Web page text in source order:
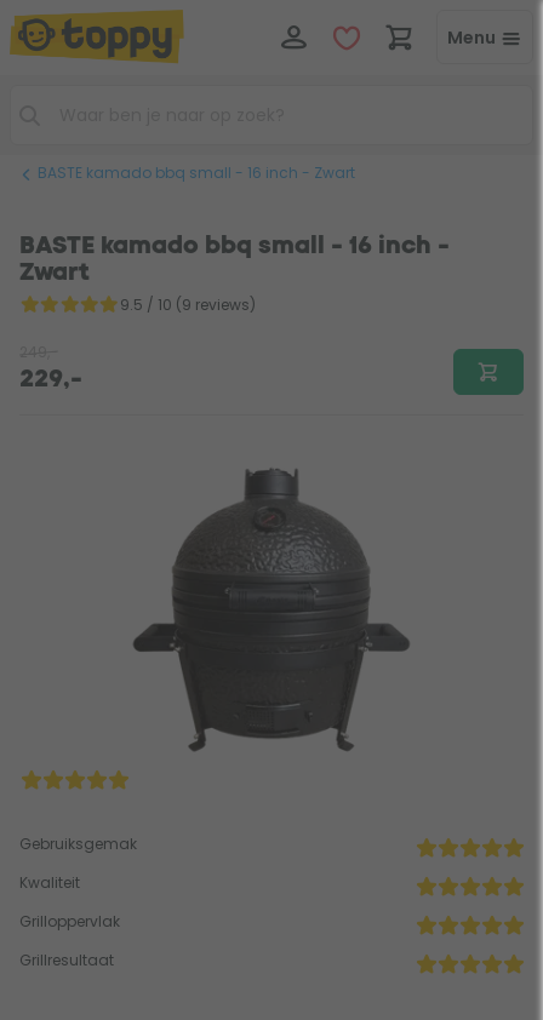
Menu
BASTE kamado bbq small - 16 inch - Zwart
BASTE kamado bbq small - 16 inch -
Zwart
9.5 / 10 (9 reviews)
229,-
Gebruiksgemak
Kwaliteit
Grilloppervlak
Grillresultaat